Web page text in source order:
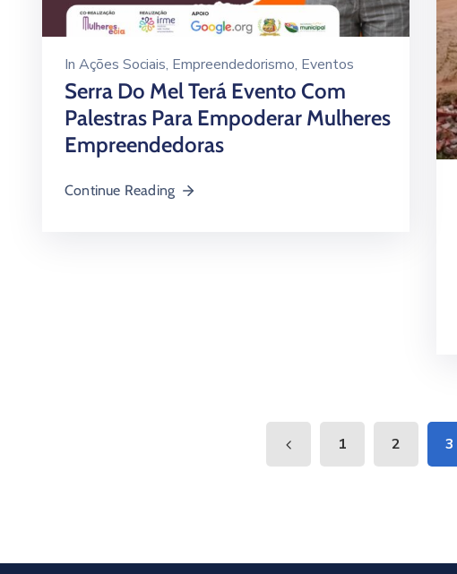
In Ações Sociais‚ Empreendedorismo‚ Eventos
Serra Do Mel Terá Evento Com
Palestras Para Empoderar Mulheres
Empreendedoras
Continue Reading
1 2 3